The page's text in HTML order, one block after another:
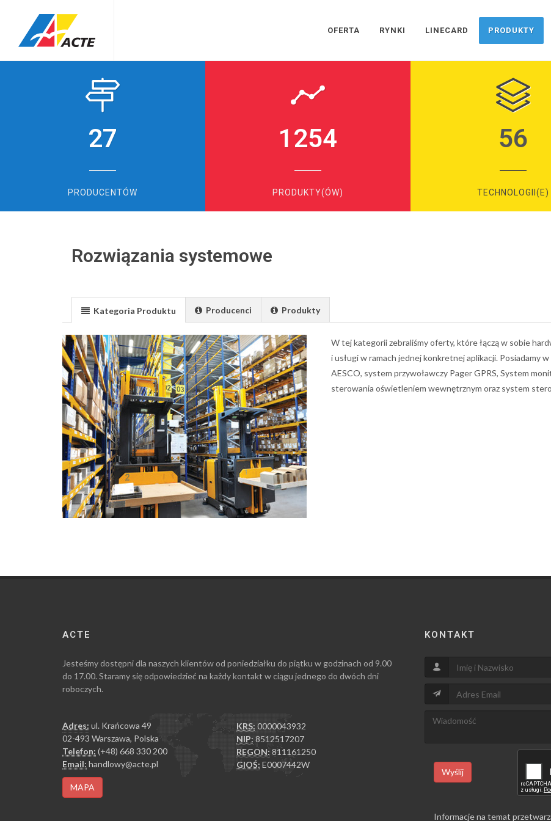
OFERTA RYNKI LINECARD PRODUKTY
27
PRODUCENTÓW
1254
PRODUKTY(ÓW)
56
TECHNOLOGII(E)
Rozwiązania systemowe
Kategoria Produktu Producenci Produkty
W tej kategorii zebraliśmy oferty, które łączą w sobie
i usługi w ramach jednej konkretnej aplikacji. Posiadamy
AESCO, system przywoławczy Pager GPRS, System
sterowania oświetleniem wewnętrznym oraz system
ACTE
Jesteśmy dostępni dla naszych klientów od poniedziałku do piątku w godzinach od 9.00
do 17.00. Staramy się odpowiedzieć na każdy kontakt w ciągu jednego do dwóch dni
roboczych.
Adres: ul. Krańcowa 49
02-493 Warszawa, Polska
Telefon: (+48) 668 330 200
Email: handlowy@acte.pl
KRS: 0000043932
NIP: 8512517207
REGON: 811161250
GIOŚ: E0007442W
MAPA
KONTAKT
Wyślij
Informacje na temat